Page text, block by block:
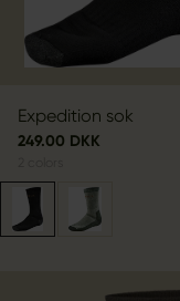
Expedition sok
249.00 DKK